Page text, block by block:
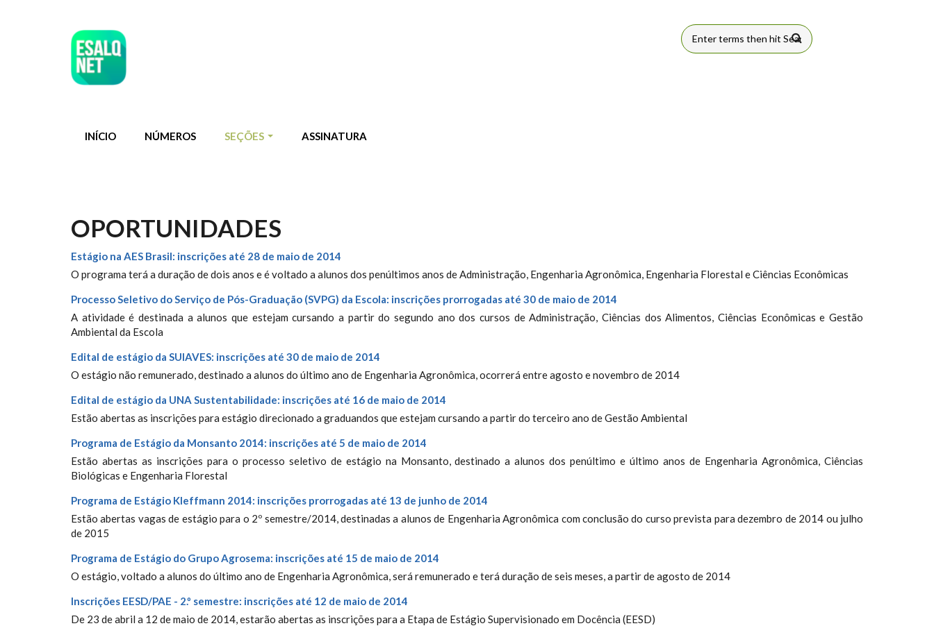
FORMULÁRIO
INÍCIO NÚMEROS SEÇÕES ASSINATURA
OPORTUNIDADES
Estágio na AES Brasil: inscrições até 28 de maio de 2014
O programa terá a duração de dois anos e é voltado a alunos dos penúltimos anos de Administração, Engenharia Agronômica, Engenharia Florestal e Ciências Econômicas
Processo Seletivo do Serviço de Pós-Graduação (SVPG) da Escola: inscrições prorrogadas até 30 de maio de 2014
A atividade é destinada a alunos que estejam cursando a partir do segundo ano dos cursos de Administração, Ciências dos Alimentos, Ciências Econômicas e Gestão
Ambiental da Escola
Edital de estágio da SUIAVES: inscrições até 30 de maio de 2014
O estágio não remunerado, destinado a alunos do último ano de Engenharia Agronômica, ocorrerá entre agosto e novembro de 2014
Edital de estágio da UNA Sustentabilidade: inscrições até 16 de maio de 2014
Estão abertas as inscrições para estágio direcionado a graduandos que estejam cursando a partir do terceiro ano de Gestão Ambiental
Programa de Estágio da Monsanto 2014: inscrições até 5 de maio de 2014
Estão abertas as inscrições para o processo seletivo de estágio na Monsanto, destinado a alunos dos penúltimo e último anos de Engenharia Agronômica, Ciências
Biológicas e Engenharia Florestal
Programa de Estágio Kleffmann 2014: inscrições prorrogadas até 13 de junho de 2014
Estão abertas vagas de estágio para o 2º semestre/2014, destinadas a alunos de Engenharia Agronômica com conclusão do curso prevista para dezembro de 2014 ou julho
de 2015
Programa de Estágio do Grupo Agrosema: inscrições até 15 de maio de 2014
O estágio, voltado a alunos do último ano de Engenharia Agronômica, será remunerado e terá duração de seis meses, a partir de agosto de 2014
Inscrições EESD/PAE - 2.º semestre: inscrições até 12 de maio de 2014
De 23 de abril a 12 de maio de 2014, estarão abertas as inscrições para a Etapa de Estágio Supervisionado em Docência (EESD)